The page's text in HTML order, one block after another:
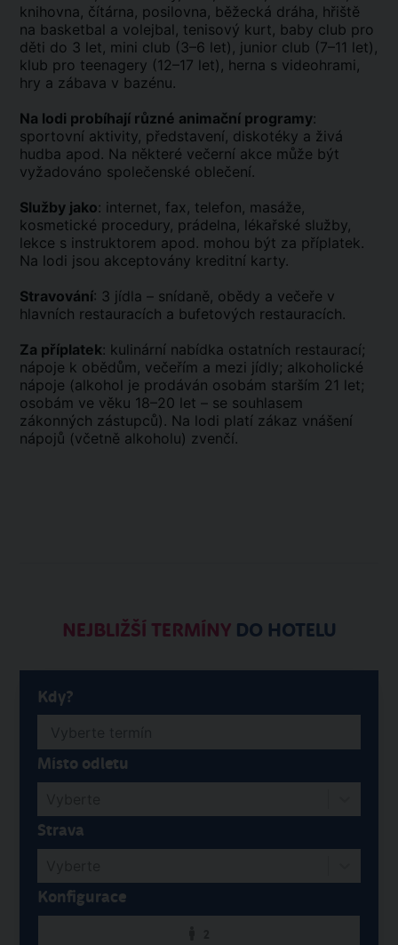
knihovna, čítárna, posilovna, běžecká dráha, hřiště
na basketbal a volejbal, tenisový kurt, baby club pro
děti do 3 let, mini club (3–6 let), junior club (7–11 let),
klub pro teenagery (12–17 let), herna s videohrami,
hry a zábava v bazénu.
Na lodi probíhají různé animační programy:
sportovní aktivity, představení, diskotéky a živá
hudba apod. Na některé večerní akce může být
vyžadováno společenské oblečení.
Služby jako: internet, fax, telefon, masáže,
kosmetické procedury, prádelna, lékařské služby,
lekce s instruktorem apod. mohou být za příplatek.
Na lodi jsou akceptovány kreditní karty.
Stravování: 3 jídla – snídaně, obědy a večeře v
hlavních restauracích a bufetových restauracích.
Za příplatek: kulinární nabídka ostatních restaurací;
nápoje k obědům, večeřím a mezi jídly; alkoholické
nápoje (alkohol je prodáván osobám starším 21 let;
osobám ve věku 18–20 let – se souhlasem
zákonných zástupců). Na lodi platí zákaz vnášení
nápojů (včetně alkoholu) zvenčí.
NEJBLIŽŠÍ TERMÍNYDO HOTELU
Kdy?
Místo odletu
Strava
Konfigurace